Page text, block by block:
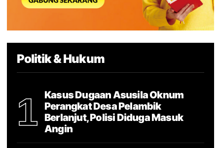
Politik & Hukum
1
Kasus Dugaan Asusila Oknum
Perangkat Desa Pelambik
Berlanjut, Polisi Diduga Masuk
Angin